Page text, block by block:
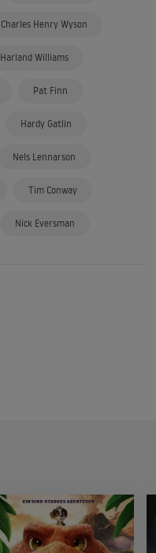
Charles Henry Wyson
Harland Williams
Pat Finn
Hardy Gatlin
Nels Lennarson
Tim Conway
Nick Eversman